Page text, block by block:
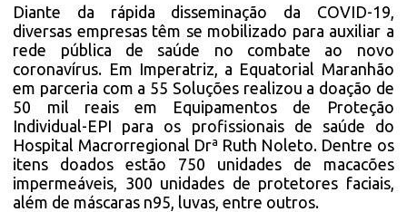
Diante da rápida disseminação da COVID-19,
diversas empresas têm se mobilizado para auxiliar a
rede pública de saúde no combate ao novo
coronavírus. Em Imperatriz, a Equatorial Maranhão
em parceria com a 55 Soluções realizou a doação de
50 mil reais em Equipamentos de Proteção
Individual-EPI para os profissionais de saúde do
Hospital Macrorregional Drª Ruth Noleto. Dentre os
itens doados estão 750 unidades de macacões
impermeáveis, 300 unidades de protetores faciais,
além de máscaras n95, luvas, entre outros.